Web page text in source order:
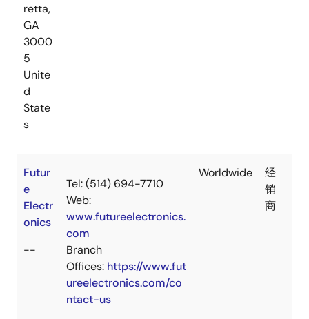
retta,
GA
3000
5
Unite
d
State
s
Futur
e
Electr
onics
--
Tel: (514) 694-7710
Web:
www.futureelectronics.
com
Branch
Offices: https://www.fut
ureelectronics.com/co
ntact-us
Worldwide
经
销
商